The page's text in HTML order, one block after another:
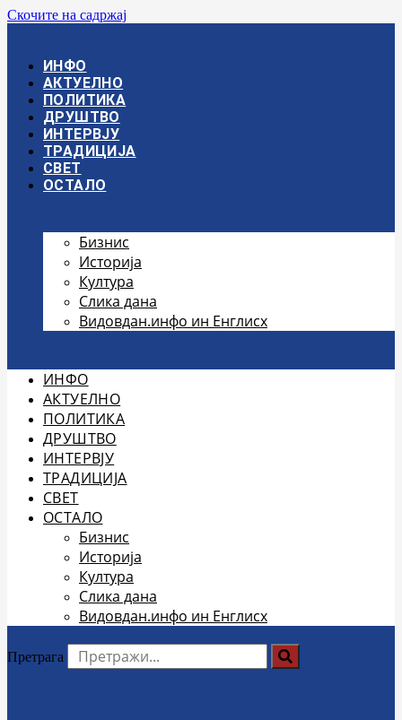
Скочите на садржај
ИНФО
АКТУЕЛНО
ПОЛИТИКА
ДРУШТВО
ИНТЕРВЈУ
ТРАДИЦИЈА
СВЕТ
ОСТАЛО
Бизнис
Историја
Култура
Слика дана
Видовдан.инфо ин Енглисх
ИНФО
АКТУЕЛНО
ПОЛИТИКА
ДРУШТВО
ИНТЕРВЈУ
ТРАДИЦИЈА
СВЕТ
ОСТАЛО
Бизнис
Историја
Култура
Слика дана
Видовдан.инфо ин Енглисх
Претрага